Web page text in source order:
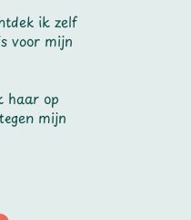
ik zelf
voor mijn
haar op
mijn